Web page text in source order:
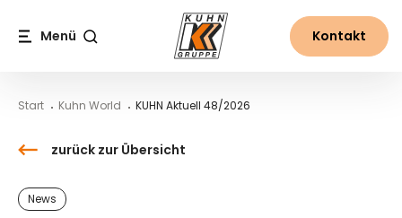
Neues aus der Welt von Kuhn
Menü Kontakt
Start Kuhn World KUHN Aktuell 48/2026
zurück zur Übersicht
News